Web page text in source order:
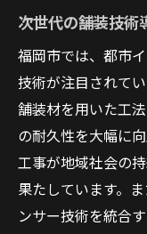
次世代の舗装技術
福岡市では、都市
技術が注目されて
舗装材を用いた工
の耐久性を大幅に
工事が地域社会の
果たしています。
ンサー技術を統合